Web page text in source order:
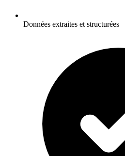
Données extraites et structurées